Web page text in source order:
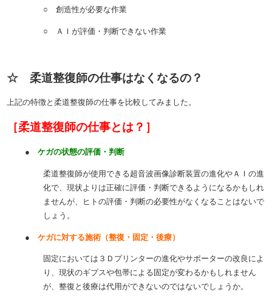
○ 創造性が必要な作業
○ ＡＩが評価・判断できない作業
☆ 柔道整復師の仕事はなくなるの？
上記の特徴と柔道整復師の仕事を比較してみました。
［柔道整復師の仕事とは？］
●ケガの状態の評価・判断
柔道整復師が使用できる超音波画像診断装置の進化やＡＩの進
化で、現状よりは正確に評価・判断できるようになるかもしれ
ませんが、ヒトの評価・判断の必要性がなくなることはないで
しょう。
●ケガに対する施術（整復・固定・後療）
固定においては３Ｄプリンターの進化やサポーターの改良によ
り、現状のギプスや包帯による固定が変わるかもしれません
が、整復と後療は代用ができないのではないでしょうか。